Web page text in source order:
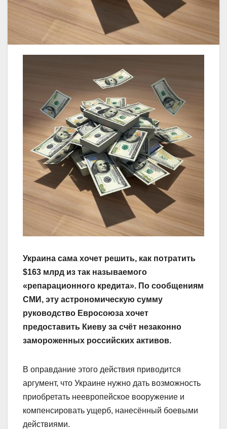
Украина сама хочет решить, как потратить
$163 млрд из так называемого
«репарационного кредита». По сообщениям
СМИ, эту астрономическую сумму
руководство Евросоюза хочет
предоставить Киеву за счёт незаконно
замороженных российских активов.
В оправдание этого действия приводится
аргумент, что Украине нужно дать возможность
приобретать неевропейское вооружение и
компенсировать ущерб, нанесённый боевыми
действиями.